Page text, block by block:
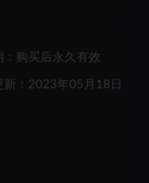
：购买后永久有效
新：2023年05月18日